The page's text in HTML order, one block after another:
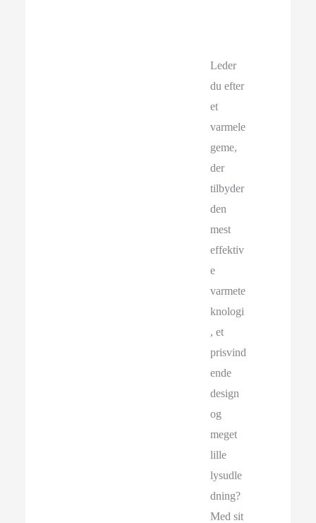
Leder
du efter
et
varmele
geme,
der
tilbyder
den
mest
effektiv
e
varmete
knologi
, et
prisvind
ende
design
og
meget
lille
lysudle
dning?
Med sit